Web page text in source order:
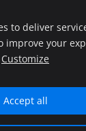
to deliver
improve your
Customize
Accept all